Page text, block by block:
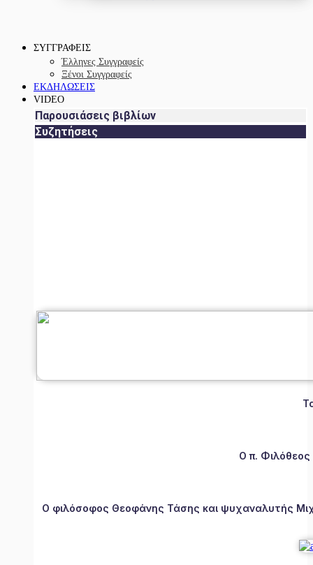
ΣΥΓΓΡΑΦΕΙΣ
Έλληνες Συγγραφείς
Ξένοι Συγγραφείς
ΕΚΔΗΛΩΣΕΙΣ
VIDEO
Παρουσιάσεις βιβλίων
Συζητήσεις
Ο π.
Ο φιλόσοφος Θεοφάνης Τάσης και ψυχαναλυτής